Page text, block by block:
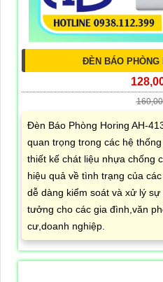
ĐÈN BÁO PHÒNG
Đèn Báo Phòng Horing AH-
quan trọng trong các hệ
thiết kế chát liệu nhựa chống
hiệu quả về tình trạng của
dễ dàng kiểm soát và xử lý
tưởng cho các gia đình,văn
cư,doanh nghiệp.